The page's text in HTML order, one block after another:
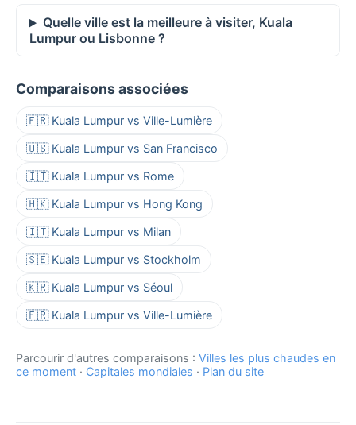
Quelle ville est la meilleure à visiter, Kuala
Lumpur ou Lisbonne ?
Comparaisons associées
🇫🇷 Kuala Lumpur vs Ville-Lumière
🇺🇸 Kuala Lumpur vs San Francisco
🇮🇹 Kuala Lumpur vs Rome
🇭🇰 Kuala Lumpur vs Hong Kong
🇮🇹 Kuala Lumpur vs Milan
🇸🇪 Kuala Lumpur vs Stockholm
🇰🇷 Kuala Lumpur vs Séoul
🇫🇷 Kuala Lumpur vs Ville-Lumière
Parcourir d'autres comparaisons : Villes les plus chaudes en
ce moment · Capitales mondiales · Plan du site